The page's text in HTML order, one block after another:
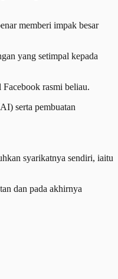
memberi impak besar
yang setimpal kepada
rasmi beliau.
serta pembuatan
syarikatnya sendiri, iaitu
dan pada akhirnya